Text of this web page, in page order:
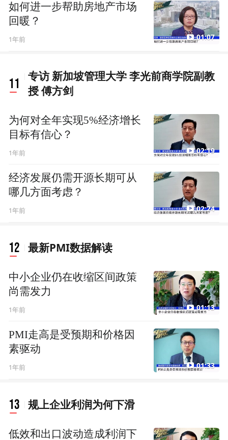
如何进一步帮助房地产市场
回暖？
1年前 01:07
11
专访 新加坡管理大学 李光前商学院副教
授 傅方剑
为何对全年实现5%经济增长
目标有信心？
1年前 02:19
经济发展仍需开源长期可从
哪几方面考虑？
1年前 02:24
12 最新PMI数据解读
中小企业仍在收缩区间政策
尚需发力
1年前 01:13
PMI走高是受预期和价格因
素驱动
1年前 01:33
13 规上企业利润为何下滑
低效和出口波动造成利润下